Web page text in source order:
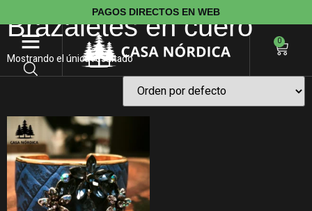
PAGOS DIRECTOS EN WEB
0
Brazaletes en cuero
Mostrando el único resultado